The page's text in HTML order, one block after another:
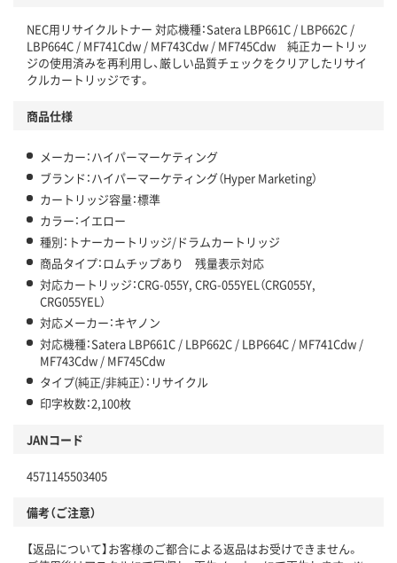
NEC用リサイクルトナー 対応機種：Satera LBP661C / LBP662C /
LBP664C / MF741Cdw / MF743Cdw / MF745Cdw 純正カートリッ
ジの使用済みを再利用し、厳しい品質チェックをクリアしたリサイ
クルカートリッジです。
商品仕様
メーカー：ハイパーマーケティング
ブランド：ハイパーマーケティング（Hyper Marketing）
カートリッジ容量：標準
カラー：イエロー
種別：トナーカートリッジ/ドラムカートリッジ
商品タイプ：ロムチップあり 残量表示対応
対応カートリッジ：CRG-055Y, CRG-055YEL（CRG055Y,
CRG055YEL）
対応メーカー：キヤノン
対応機種：Satera LBP661C / LBP662C / LBP664C / MF741Cdw /
MF743Cdw / MF745Cdw
タイプ(純正/非純正）：リサイクル
印字枚数：2,100枚
JANコード
4571145503405
備考（ご注意）
【返品について】お客様のご都合による返品はお受けできません。